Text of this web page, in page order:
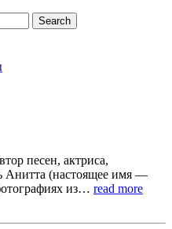
песен, актриса,
Анитта (настоящее имя —
из… read more